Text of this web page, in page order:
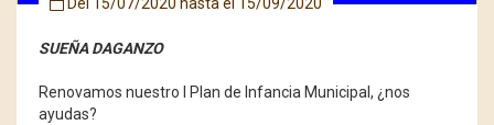
SUEÑA DAGANZO
Renovamos nuestro I Plan de Infancia Municipal, ¿nos
ayudas?